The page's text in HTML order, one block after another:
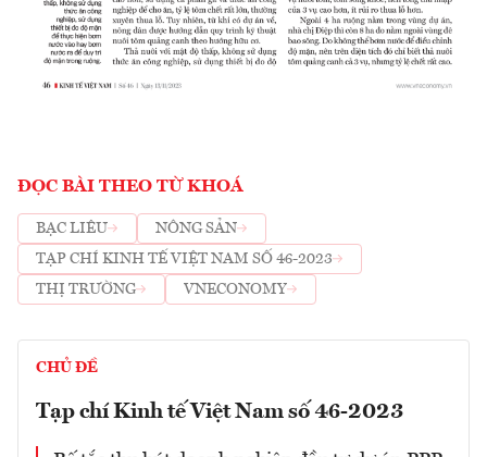
ĐỌC BÀI THEO TỪ KHOÁ
BẠC LIÊU
NÔNG SẢN
TẠP CHÍ KINH TẾ VIỆT NAM SỐ 46-2023
THỊ TRƯỜNG
VNECONOMY
CHỦ ĐỀ
Tạp chí Kinh tế Việt Nam số 46-2023